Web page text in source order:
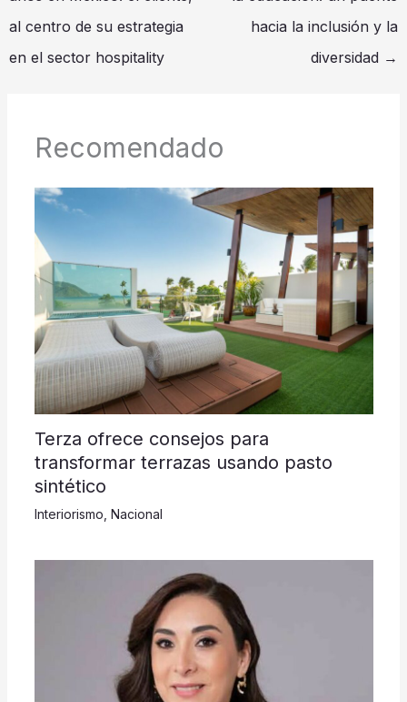
al centro de su estrategia
en el sector hospitality
hacia la inclusión y la
diversidad →
Recomendado
Terza ofrece consejos para
transformar terrazas usando pasto
sintético
Interiorismo Nacional